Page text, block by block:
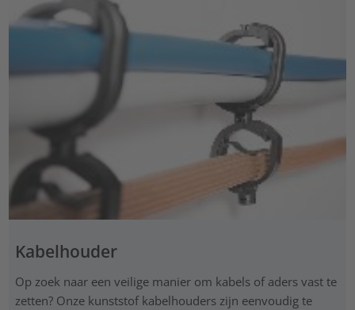
Kabelhouder
Op zoek naar een veilige manier om kabels of aders vast te
zetten? Onze kunststof kabelhouders zijn eenvoudig te